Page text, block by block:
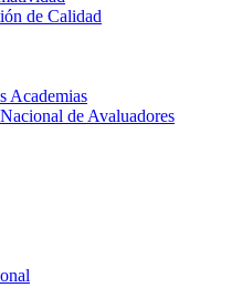
de Calidad
Academias
de Avaluadores